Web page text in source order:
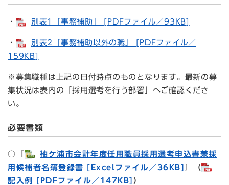
・ 別表1「事務補助」 [PDFファイル／93KB]
・
別表2「事務補助以外の職」 [PDFファイル／
159KB]
※募集職種は上記の日付時点のものとなります。最新の募
集状況は表内の「採用選考を行う部署」へご確認くださ
い。
必要書類
○『
袖ケ浦市会計年度任用職員採用選考申込書兼採
用候補者名簿登録書 [Excelファイル／36KB]
』（
記入例 [PDFファイル／147KB] ）